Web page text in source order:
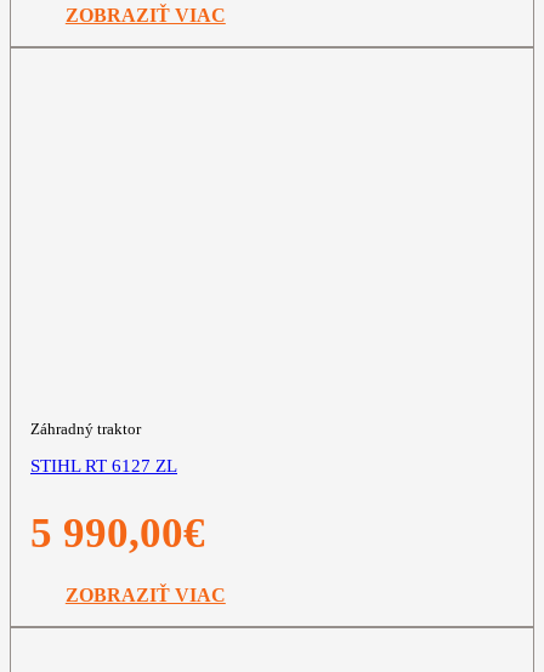
ZOBRAZIŤ VIAC
Záhradný traktor
STIHL RT 6127 ZL
5 990,00€
ZOBRAZIŤ VIAC